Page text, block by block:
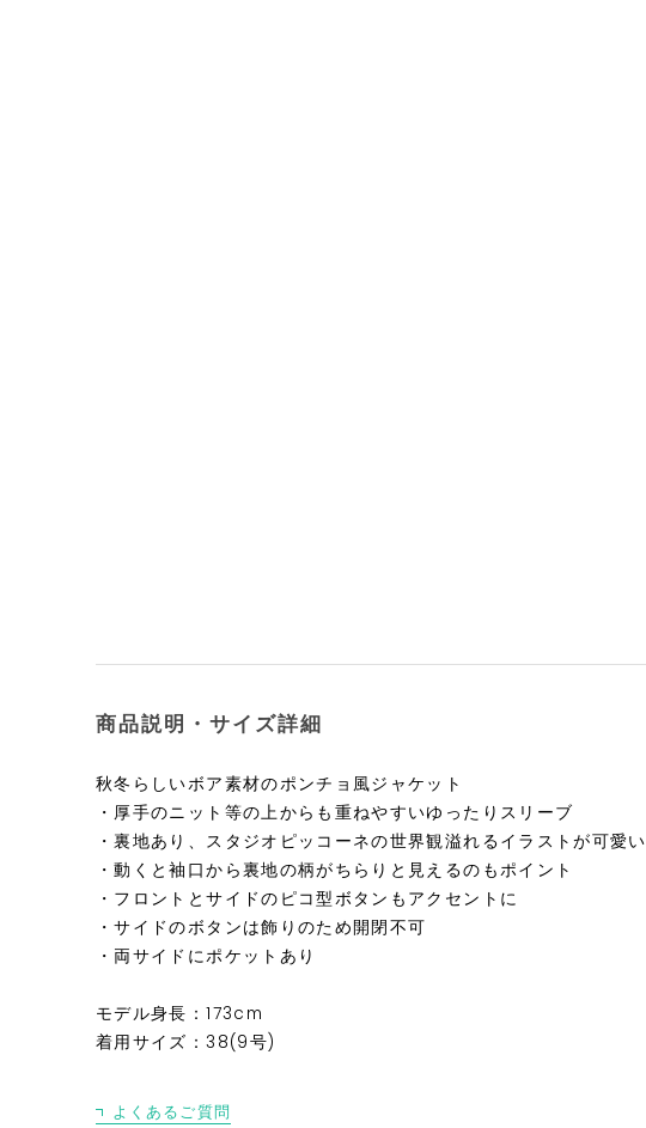
商品説明・サイズ詳細
秋冬らしいボア素材のポンチョ風ジャケット
・厚手のニット等の上からも重ねやすいゆったりスリーブ
・裏地あり、スタジオピッコーネの世界観溢れるイラストが可愛い
・動くと袖口から裏地の柄がちらりと見えるのもポイント
・フロントとサイドのピコ型ボタンもアクセントに
・サイドのボタンは飾りのため開閉不可
・両サイドにポケットあり
モデル身長：173cm
着用サイズ：38(9号)
よくあるご質問